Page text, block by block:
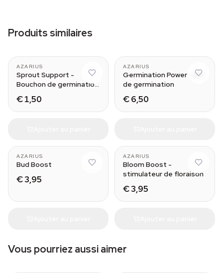
Produits similaires
AZARIUS
Sprout Support -
Bouchon de germination
€ 1,50
AZARIUS
Germination Power - Kit
de germination
€ 6,50
AZARIUS
Bud Boost
€ 3,95
AZARIUS
Bloom Boost -
stimulateur de floraison
€ 3,95
Vous pourriez aussi aimer